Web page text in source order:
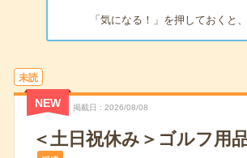
「気になる！」を押しておくと
未読
NEW 掲載日 2026/08/08
＜土日祝休み＞ゴルフ用